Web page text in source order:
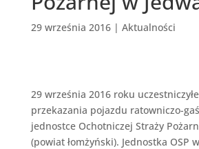
29 września 2016| Aktualności
29 września 2016 roku
przekazania pojazdu ratowniczo-
jednostce Ochotniczej Straży
(powiat łomżyński). Jednostka OSP